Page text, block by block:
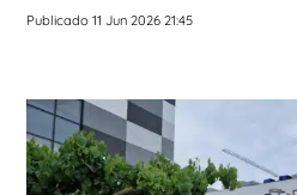
Publicado 11 Jun 2026 21:45